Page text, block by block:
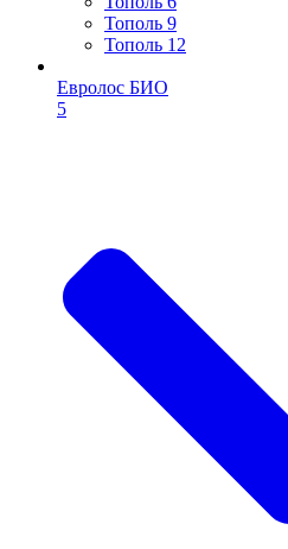
Тополь 9
Тополь 12
Евролос БИО
5